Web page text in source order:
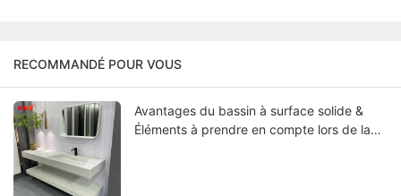
RECOMMANDÉ POUR VOUS
Avantages du bassin à surface solide &
Éléments à prendre en compte lors de la